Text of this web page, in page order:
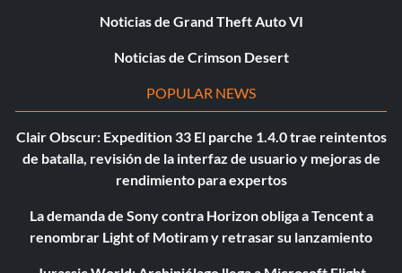
Noticias de Grand Theft Auto VI
Noticias de Crimson Desert
POPULAR NEWS
Clair Obscur: Expedition 33 El parche 1.4.0 trae reintentos
de batalla, revisión de la interfaz de usuario y mejoras de
rendimiento para expertos
La demanda de Sony contra Horizon obliga a Tencent a
renombrar Light of Motiram y retrasar su lanzamiento